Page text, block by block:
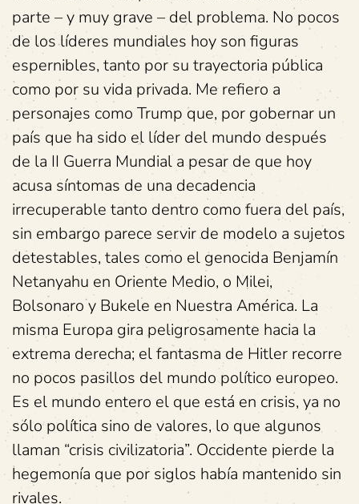
parte – y muy grave – del problema. No pocos
de los líderes mundiales hoy son figuras
espernibles, tanto por su trayectoria pública
como por su vida privada. Me refiero a
personajes como Trump que, por gobernar un
país que ha sido el líder del mundo después
de la II Guerra Mundial a pesar de que hoy
acusa síntomas de una decadencia
irrecuperable tanto dentro como fuera del país,
sin embargo parece servir de modelo a sujetos
detestables, tales como el genocida Benjamín
Netanyahu en Oriente Medio, o Milei,
Bolsonaro y Bukele en Nuestra América. La
misma Europa gira peligrosamente hacia la
extrema derecha; el fantasma de Hitler recorre
no pocos pasillos del mundo político europeo.
Es el mundo entero el que está en crisis, ya no
sólo política sino de valores, lo que algunos
llaman “crisis civilizatoria”. Occidente pierde la
hegemonía que por siglos había mantenido sin
rivales.